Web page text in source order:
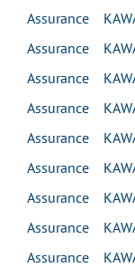
Assurance
Assurance
Assurance
Assurance
Assurance
Assurance
Assurance
Assurance
Assurance